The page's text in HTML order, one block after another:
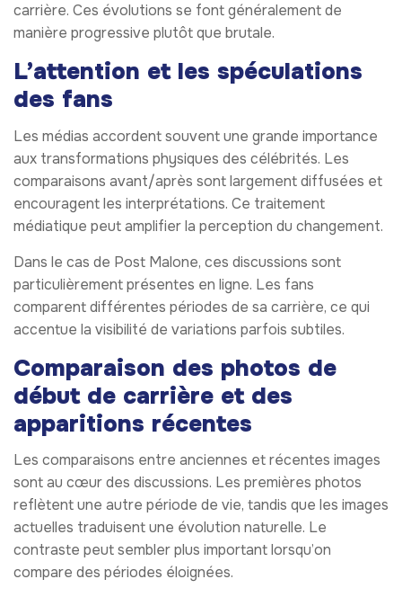
carrière. Ces évolutions se font généralement de
manière progressive plutôt que brutale.
L’attention et les spéculations
des fans
Les médias accordent souvent une grande importance
aux transformations physiques des célébrités. Les
comparaisons avant/après sont largement diffusées et
encouragent les interprétations. Ce traitement
médiatique peut amplifier la perception du changement.
Dans le cas de Post Malone, ces discussions sont
particulièrement présentes en ligne. Les fans
comparent différentes périodes de sa carrière, ce qui
accentue la visibilité de variations parfois subtiles.
Comparaison des photos de
début de carrière et des
apparitions récentes
Les comparaisons entre anciennes et récentes images
sont au cœur des discussions. Les premières photos
reflètent une autre période de vie, tandis que les images
actuelles traduisent une évolution naturelle. Le
contraste peut sembler plus important lorsqu’on
compare des périodes éloignées.